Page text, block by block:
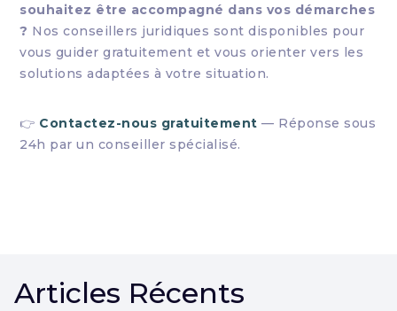
souhaitez être accompagné dans vos démarches
? Nos conseillers juridiques sont disponibles pour
vous guider gratuitement et vous orienter vers les
solutions adaptées à votre situation.
👉 Contactez-nous gratuitement — Réponse sous
24h par un conseiller spécialisé.
Articles Récents